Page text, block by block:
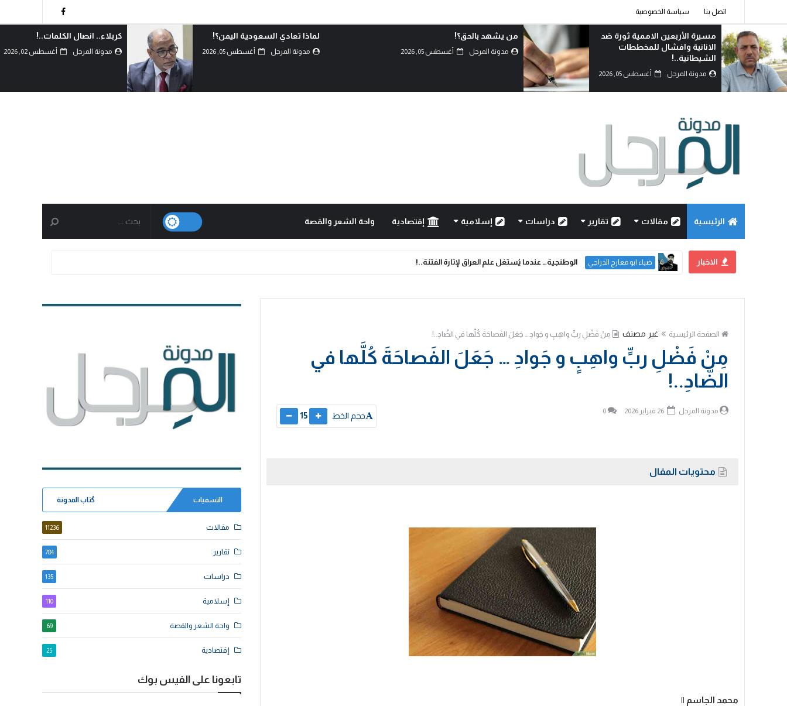
اتصل بنا سياسة الخصوصية
من يشهد بالحق؟!
مدونة المرجل أغسطس 05, 2026
لماذا تعادي السعودية اليمن؟!
مدونة المرجل أغسطس 05, 2026
كربلاء.. انصال الكلمات..!
مدونة المرجل أغسطس 02, 2026
السعودية تقرر التصعيد
والمواجهة..!
الرئيسية مقالات تقارير دراسات إسلامية إقتصادية واحة الشعر والقصة
الاخبار مسيرة الأربعين الاممية ثورة ضد الانانية وافشال للمخططات الشيطانية..!
الصفحة الرئيسية غير مصنف مِنْ فَضْلِ ربٍّ واهِبٍ و جَوادِ … جَعَلَ الفَصاحَةَ كُلَّها في الضّادِ..!
مِنْ فَضْلِ ربٍّ واهِبٍ و جَوادِ … جَعَلَ الفَصاحَةَ كُلَّها في
الضّادِ..!
مدونة المرجل 0 حجم الخط 15
محتويات المقال
محمد الجاسم ||
التسميات كُتاب المدونة
مقالات 11236
تقارير 784
دراسات 135
إسلامية 110
واحة الشعر والقصة 69
إقتصادية 25
تابعونا على الفيس بوك